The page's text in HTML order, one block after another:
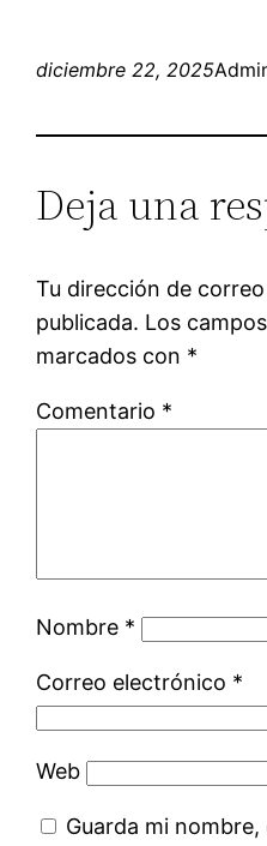
diciembre 22, 2025
Deja una
Tu dirección de
publicada. Los
marcados con *
Comentario *
Nombre *
Correo electrónico *
Web
Guarda mi